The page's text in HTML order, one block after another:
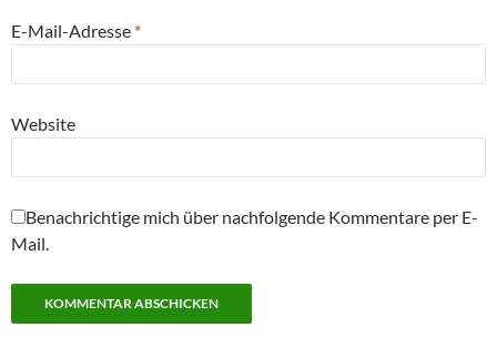
E-Mail-Adresse *
Website
Benachrichtige mich über nachfolgende Kommentare per E-
Mail.